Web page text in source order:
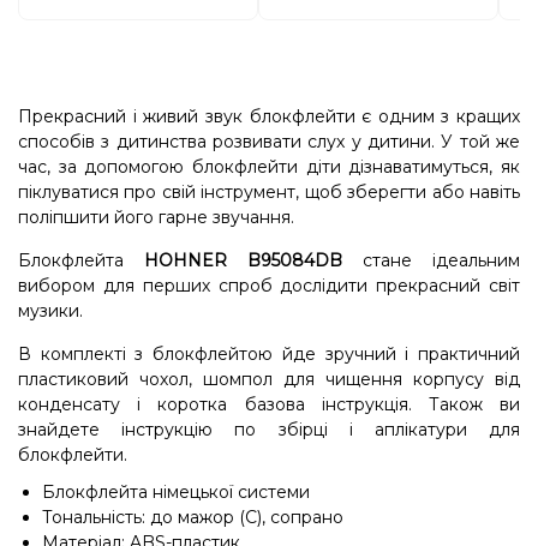
Прекрасний і живий звук блокфлейти є одним з кращих
способів з дитинства розвивати слух у дитини. У той же
час, за допомогою блокфлейти діти дізнаватимуться, як
піклуватися про свій інструмент, щоб зберегти або навіть
поліпшити його гарне звучання.
Блокфлейта
HOHNER B95084DB стане ідеальним
вибором для перших спроб дослідити прекрасний світ
музики.
В комплекті з блокфлейтою йде зручний і практичний
пластиковий чохол, шомпол для чищення корпусу від
конденсату і коротка базова інструкція. Також ви
знайдете інструкцію по збірці і аплікатури для
блокфлейти.
Блокфлейта німецької системи
Тональність: до мажор (C), сопрано